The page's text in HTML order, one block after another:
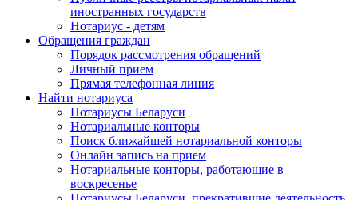
иностранных государств
Нотариус - детям
Обращения граждан
Порядок рассмотрения обращений
Личный прием
Прямая телефонная линия
Найти нотариуса
Нотариусы Беларуси
Нотариальные конторы
Поиск ближайшей нотариальной конторы
Онлайн запись на прием
Нотариальные конторы, работающие в
воскресенье